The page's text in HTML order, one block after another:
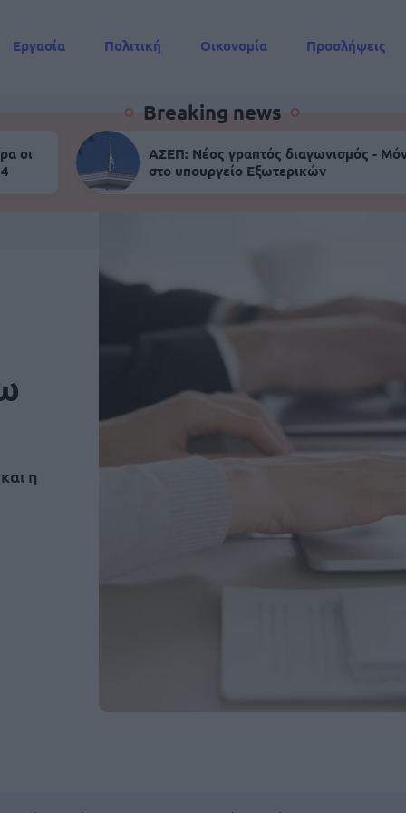
Εργασία Πολιτική Οικονομία
Προσλήψεις
Breaking news
οι
ΑΣΕΠ: Νέος γραπτός διαγωνισμός -
στο υπουργείο Εξωτερικών
η